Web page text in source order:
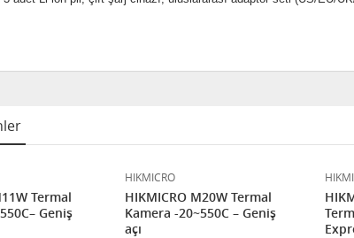
Termal
Geniş
HIKMICRO
HIKMICRO M20W Termal
Kamera -20~550C – Geniş
açı